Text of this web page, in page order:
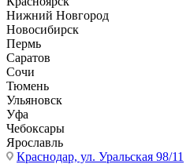
Нижний Новгород
Новосибирск
Пермь
Саратов
Сочи
Тюмень
Ульяновск
Уфа
Чебоксары
Ярославль
Краснодар, ул. Уральская 98/11